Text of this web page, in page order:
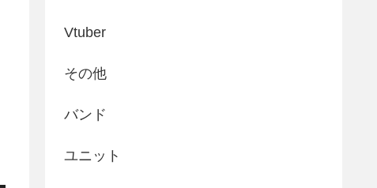
Vtuber
その他
バンド
ユニット